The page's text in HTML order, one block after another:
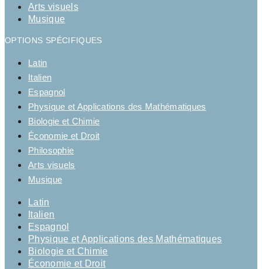
Arts visuels
Musique
OPTIONS SPÉCIFIQUES
Latin
Italien
Espagnol
Physique et Applications des Mathématiques
Biologie et Chimie
Économie et Droit
Philosophie
Arts visuels
Musique
Latin
Italien
Espagnol
Physique et Applications des Mathématiques
Biologie et Chimie
Économie et Droit